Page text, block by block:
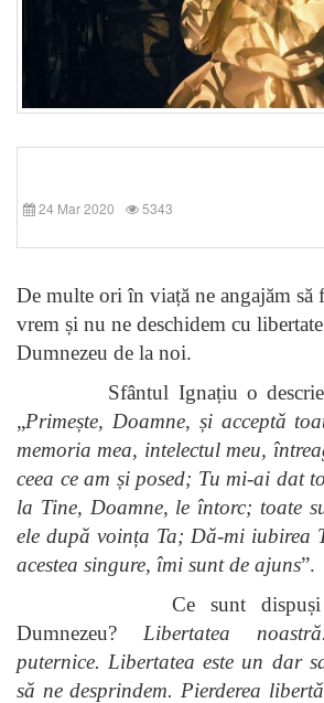
24 Mar 2020 5343
De multe ori în viață ne angajăm să
vrem și nu ne deschidem cu libertate
Dumnezeu de la noi.
Sfântul Ignațiu o descrie
„Primește, Doamne, și acceptă
memoria mea, intelectul meu,
ceea ce am și posed; Tu mi-ai dat
la Tine, Doamne, le întorc; toate
ele după voința Ta; Dă-mi iubirea
acestea singure, îmi sunt de ajuns”.
Ce sunt dispuși să-
Dumnezeu? Libertatea
puternice. Libertatea este un dar
să ne desprindem. Pierderea